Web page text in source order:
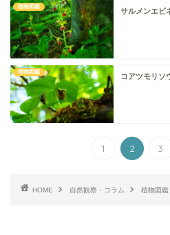
植物図鑑
サルメンエビ
植物図鑑
コアツモリソ
1 2 3
HOME 自然観察・コラム 植物図鑑